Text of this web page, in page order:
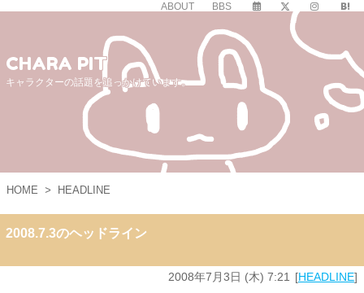
ABOUT BBS
CHARA PIT
キャラクターの話題を追っかけています。
HOME > HEADLINE
2008.7.3のヘッドライン
2008年7月3日 (木) 7:21 HEADLINE